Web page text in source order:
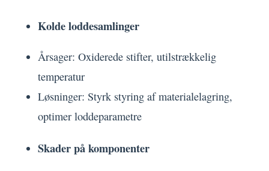
Kolde loddesamlinger
Årsager: Oxiderede stifter, utilstrækkelig
temperatur
Løsninger: Styrk styring af materialelagring,
optimer loddeparametre
Skader på komponenter